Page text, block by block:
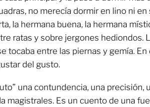
no merecía dormir en lino ni en
la hermana buena, la hermana
ratas y sobre jergones hediondos.
tocaba entre las piernas y gemía.
del gusto.
una contundencia, una precisión,
magistrales. Es un cuento de una